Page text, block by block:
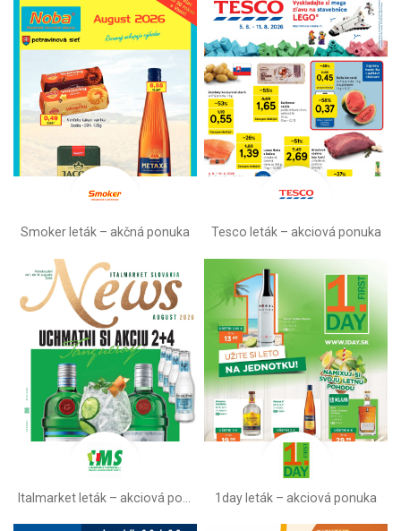
Smoker leták – akčná ponuka Tesco leták – akciová ponuka
1day leták – akciová ponuka